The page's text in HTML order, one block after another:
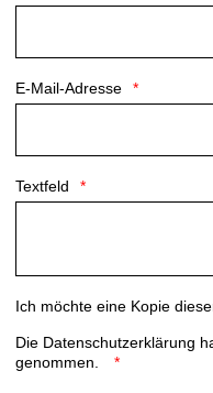
E-Mail-Adresse
Textfeld
Ich möchte eine Kopie
Die Datenschutzerklärung
genommen.